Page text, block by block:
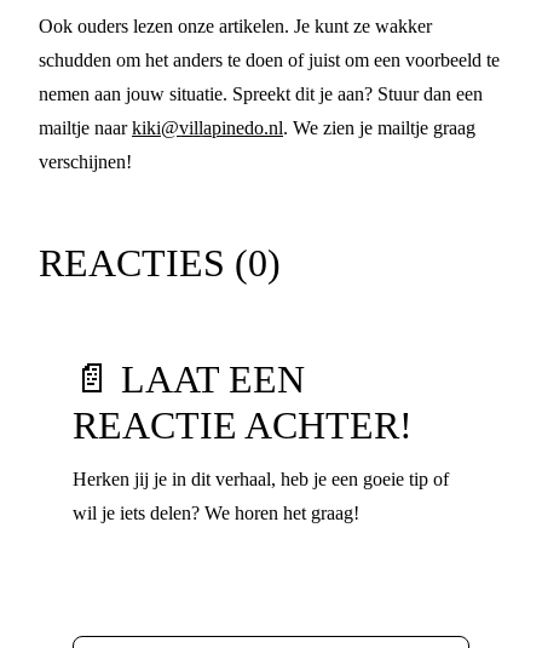
Ook ouders lezen onze artikelen. Je kunt ze wakker
schudden om het anders te doen of juist om een voorbeeld te
nemen aan jouw situatie. Spreekt dit je aan? Stuur dan een
mailtje naarkiki@villapinedo.nl. We zien je mailtje graag
verschijnen!
REACTIES (0)
📄 LAAT EEN
REACTIE ACHTER!
Herken jij je in dit verhaal, heb je een goeie tip of
wil je iets delen? We horen het graag!